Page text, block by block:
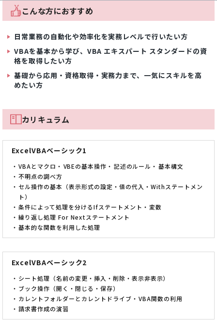
こんな方におすすめ
日常業務の自動化や効率化を実務レベルで行いたい方
VBAを基本から学び、VBA エキスパート スタンダードの資
格を取得したい方
基礎から応用・資格取得・実務力まで、一気にスキルを高
めたい方
カリキュラム
ExcelVBAベーシック1
VBAとマクロ VBEの基本操作 記述のルール
基本構文
不明点の調べ方
セル操作の基本（表示形式の設定・値の代入・Withステートメン
ト）
条件によって処理を分けるIfステートメント
変数
繰り返し処理 For Nextステートメント
基本的な関数を利用した処理
ExcelVBAベーシック2
シート処理（名前の変更・挿入・削除・表示非表示）
ブック操作（開く・閉じる・保存）
カレントフォルダーとカレントドライブ
VBA関数の利用
請求書作成の演習